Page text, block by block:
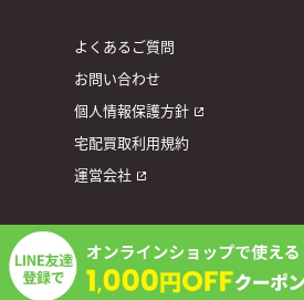
よくあるご質問
お問い合わせ
個人情報保護方針
宅配買取利用規約
運営会社